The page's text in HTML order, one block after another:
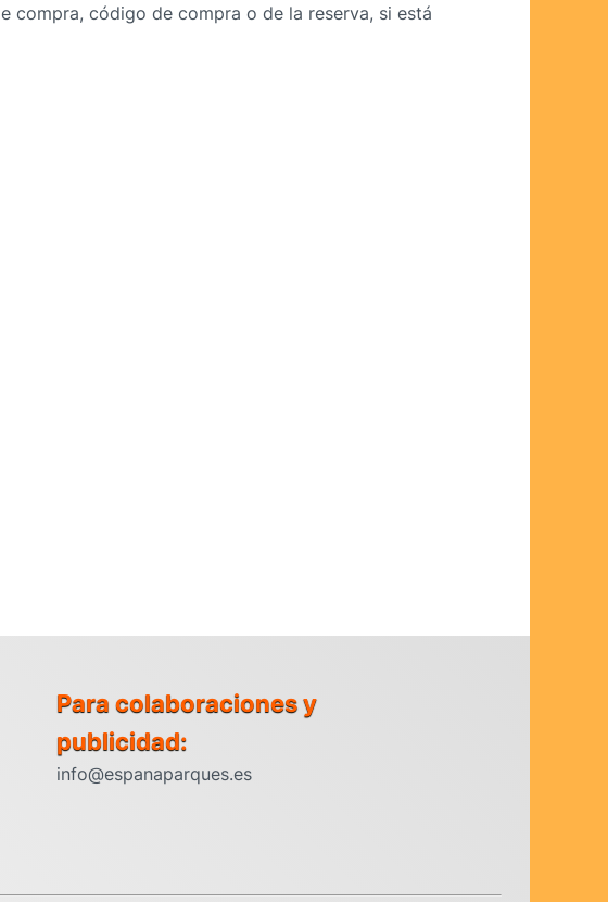
compra, código de compra o de la reserva, si está
Para colaboraciones y
publicidad:
info@espanaparques.es